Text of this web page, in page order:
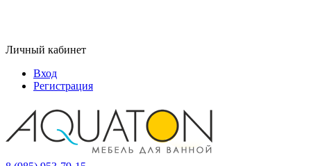
Личный кабинет
Вход
Регистрация